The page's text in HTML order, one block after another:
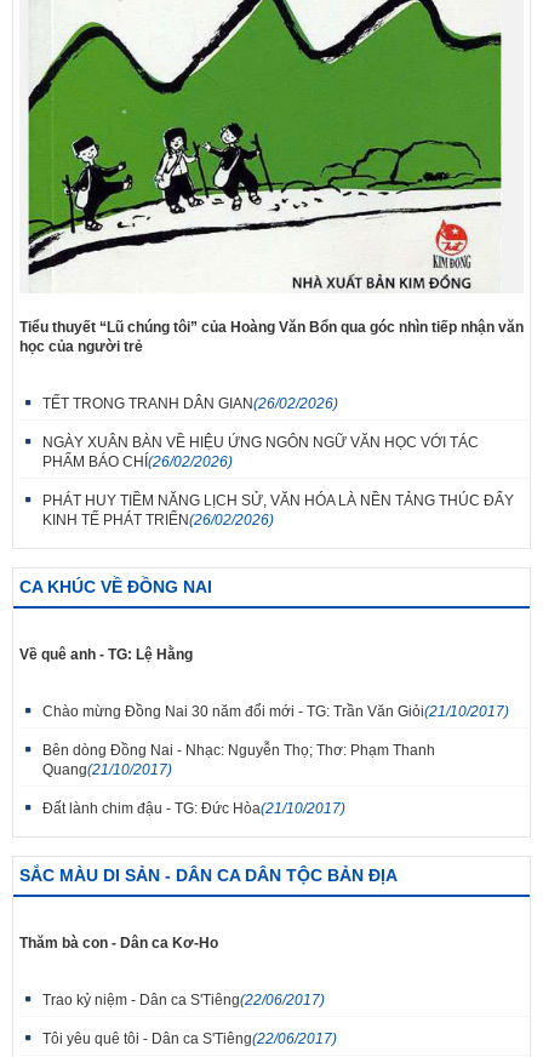
Tiểu thuyết “Lũ chúng tôi” của Hoàng Văn Bổn qua góc nhìn tiếp nhận văn
học của người trẻ
TẾT TRONG TRANH DÂN GIAN(26/02/2026)
NGÀY XUÂN BÀN VỀ HIỆU ỨNG NGÔN NGỮ VĂN HỌC VỚI TÁC
PHẨM BÁO CHÍ (26/02/2026)
PHÁT HUY TIỀM NĂNG LỊCH SỬ, VĂN HÓA LÀ NỀN TẢNG THÚC ĐẨY
KINH TẾ PHÁT TRIỂN(26/02/2026)
CA KHÚC VỀ ĐỒNG NAI
Về quê anh - TG: Lệ Hằng
Chào mừng Đồng Nai 30 năm đổi mới - TG: Trần Văn Giỏi(21/10/2017)
Bên dòng Đồng Nai - Nhạc: Nguyễn Thọ; Thơ: Phạm Thanh
Quang(21/10/2017)
Đất lành chim đậu - TG: Đức Hòa(21/10/2017)
SẮC MÀU DI SẢN - DÂN CA DÂN TỘC BẢN ĐỊA
Thăm bà con - Dân ca Kơ-Ho
Trao kỷ niệm - Dân ca S'Tiêng(22/06/2017)
Tôi yêu quê tôi - Dân ca S'Tiêng(22/06/2017)